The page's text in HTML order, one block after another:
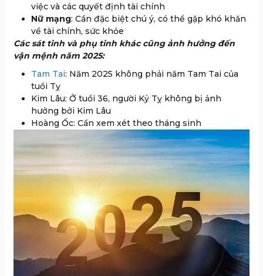
việc và các quyết định tài chính
Nữ mạng: Cần đặc biệt chú ý, có thể gặp khó khăn
về tài chính, sức khỏe
Các sát tinh và phụ tinh khác cũng ảnh hưởng đến
vận mệnh năm 2025:
Tam Tai: Năm 2025 không phải năm Tam Tai của
tuổi Tỵ
Kim Lâu: Ở tuổi 36, người Kỷ Tỵ không bị ảnh
hưởng bởi Kim Lâu
Hoàng Ốc: Cần xem xét theo tháng sinh